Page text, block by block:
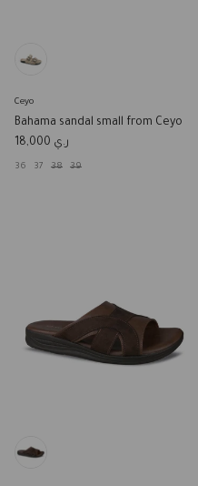
Ceyo
Bahama sandal small from Ceyo
Regular price
ر.ي 18,000
36 37 38 39